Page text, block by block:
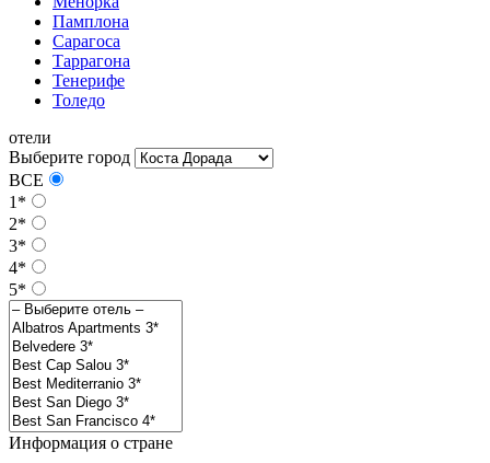
Памплона
Сарагоса
Таррагона
Тенерифе
Толедо
отели
Выберите город
ВСЕ
1*
2*
3*
4*
5*
Информация о стране